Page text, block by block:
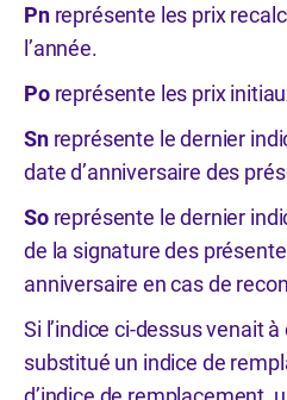
Pnreprésente les prix
l’année.
Poreprésente les prix
Snreprésente le dernier
date d’anniversaire des
Soreprésente le dernier
de la signature des
anniversaire en cas de
Si l’indice ci-dessus venait
substitué un indice de